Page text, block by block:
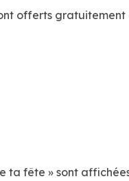
offerts gratuitement
ta fête » sont